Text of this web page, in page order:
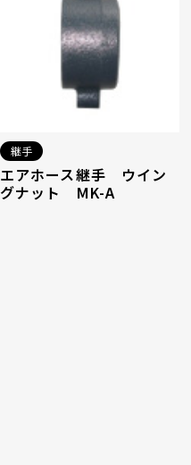
継手
エアホース継手 ウイン
グナット MK-A